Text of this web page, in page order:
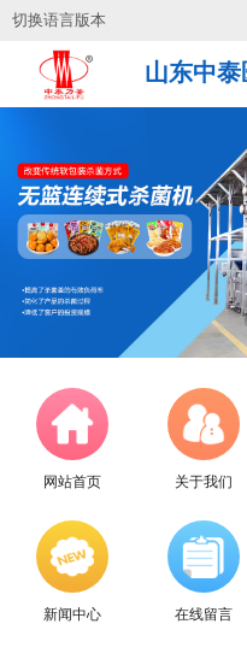
切换语言版本
山东中泰
网站首页 关于我们
新闻中心 在线留言